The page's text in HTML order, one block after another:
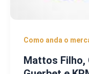
Como anda o
Mattos Filho,